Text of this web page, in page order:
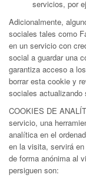
servicios, por
Adicionalmente,
sociales tales como
en un servicio con
social a guardar una
garantiza acceso a
borrar esta cookie y
sociales
COOKIES DE
servicio, una
analítica en el
en la visita, servirá
de forma anónima al
persiguen son: